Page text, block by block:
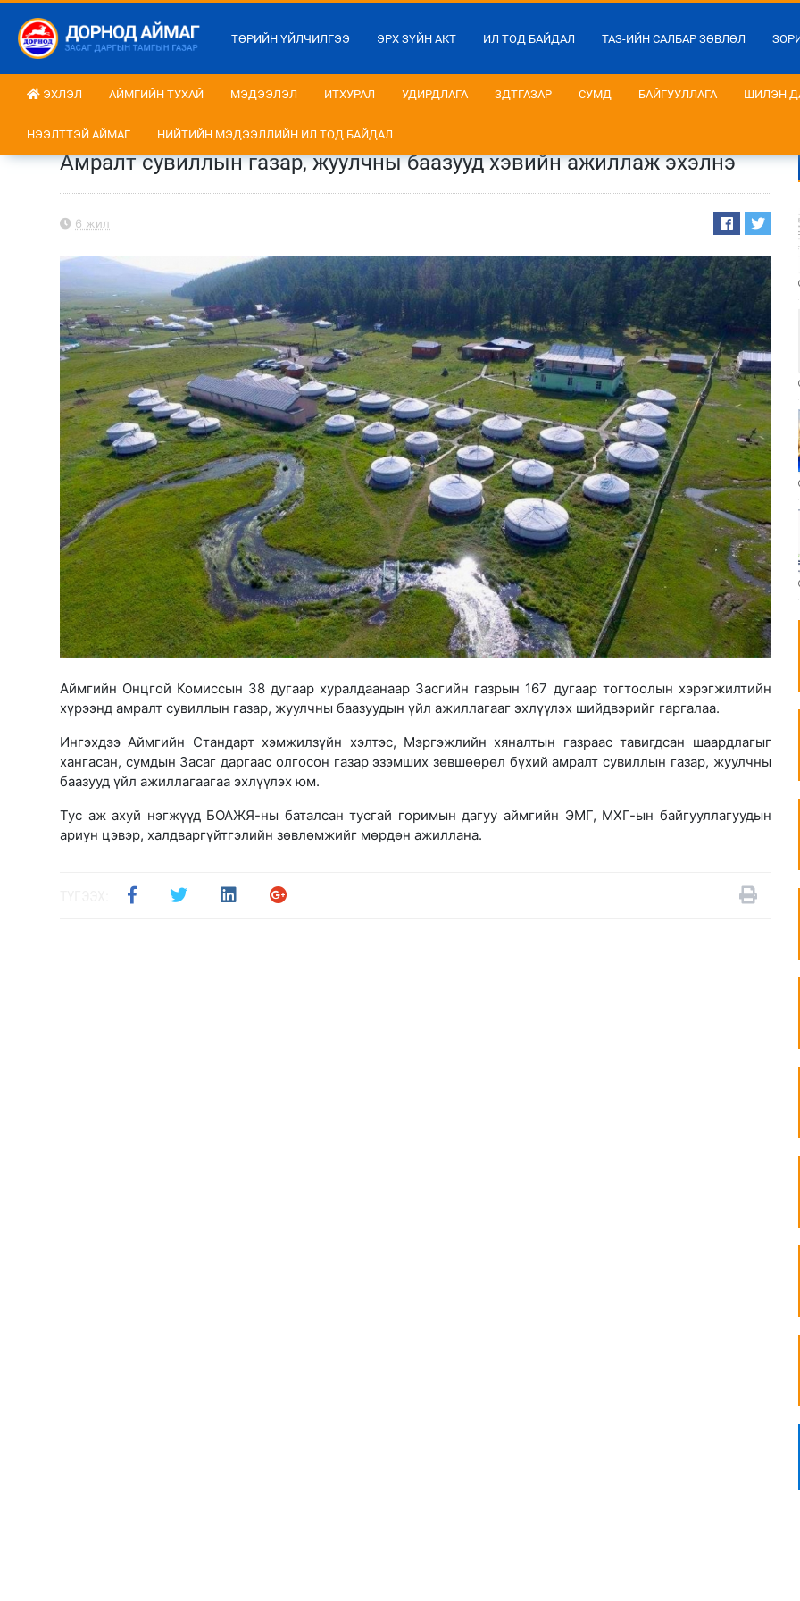
ТӨРИЙН ҮЙЛЧИЛГЭЭ ЭРХ ЗҮЙН АКТ ИЛ ТОД БАЙДАЛ ТАЗ-ИЙН САЛБАР ЗӨВЛӨЛ
ЭХЛЭЛ АЙМГИЙН ТУХАЙ МЭДЭЭЛЭЛ ИТХУРАЛ УДИРДЛАГА ЗДТГАЗАР СУМД БАЙГУУЛЛАГА ШИЛЭН
НЭЭЛТТЭЙ АЙМАГ НИЙТИЙН МЭДЭЭЛЛИЙН ИЛ ТОД БАЙДАЛ
Амралт сувиллын газар, жуулчны баазууд хэвийн ажиллаж эхэлнэ
6 жил
Аймгийн Онцгой Комиссын 38 дугаар хуралдаанаар Засгийн газрын 167 дугаар тогтоолын хэрэгжилтийн
хүрээнд амралт сувиллын газар, жуулчны баазуудын үйл ажиллагааг эхлүүлэх шийдвэрийг гаргалаа.
Ингэхдээ Аймгийн Стандарт хэмжилзүйн хэлтэс, Мэргэжлийн хяналтын газраас тавигдсан шаардлагыг
хангасан, сумдын Засаг даргаас олгосон газар эзэмших зөвшөөрөл бүхий амралт сувиллын газар, жуулчны
баазууд үйл ажиллагаагаа эхлүүлэх юм.
Тус аж ахуй нэгжүүд БОАЖЯ-ны баталсан тусгай горимын дагуу аймгийн ЭМГ, МХГ-ын байгууллагуудын
ариун цэвэр, халдваргүйтгэлийн зөвлөмжийг мөрдөн ажиллана.